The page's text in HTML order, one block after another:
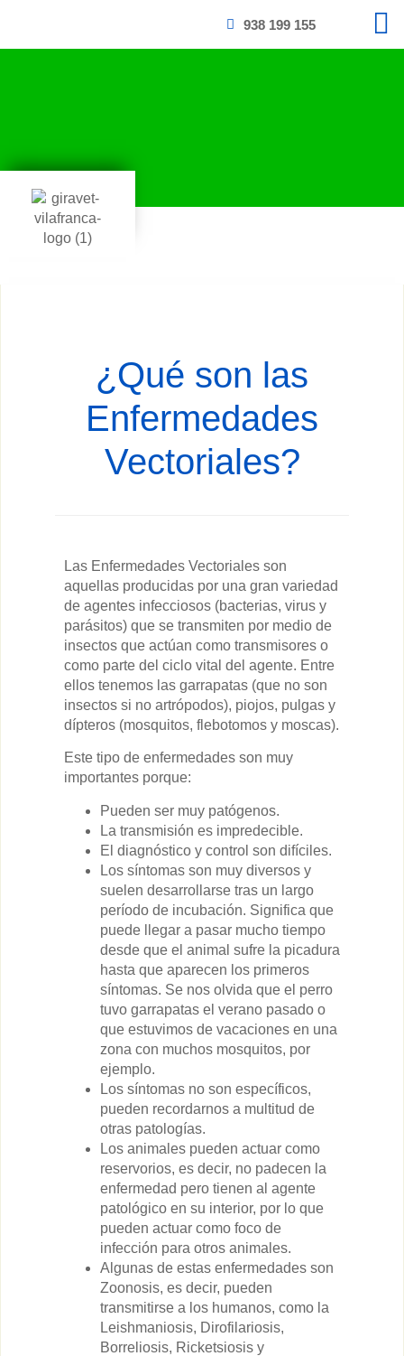
938 199 155
¿Qué son las
Enfermedades
Vectoriales?
Las Enfermedades Vectoriales son
aquellas producidas por una gran variedad
de agentes infecciosos (bacterias, virus y
parásitos) que se transmiten por medio de
insectos que actúan como transmisores o
como parte del ciclo vital del agente. Entre
ellos tenemos las garrapatas (que no son
insectos si no artrópodos), piojos, pulgas y
dípteros (mosquitos, flebotomos y moscas).
Este tipo de enfermedades son muy
importantes porque:
Pueden ser muy patógenos.
La transmisión es impredecible.
El diagnóstico y control son difíciles.
Los síntomas son muy diversos y
suelen desarrollarse tras un largo
período de incubación. Significa que
puede llegar a pasar mucho tiempo
desde que el animal sufre la picadura
hasta que aparecen los primeros
síntomas. Se nos olvida que el perro
tuvo garrapatas el verano pasado o
que estuvimos de vacaciones en una
zona con muchos mosquitos, por
ejemplo.
Los síntomas no son específicos,
pueden recordarnos a multitud de
otras patologías.
Los animales pueden actuar como
reservorios, es decir, no padecen la
enfermedad pero tienen al agente
patológico en su interior, por lo que
pueden actuar como foco de
infección para otros animales.
Algunas de estas enfermedades son
Zoonosis, es decir, pueden
transmitirse a los humanos, como la
Leishmaniosis, Dirofilariosis,
Borreliosis, Ricketsiosis y